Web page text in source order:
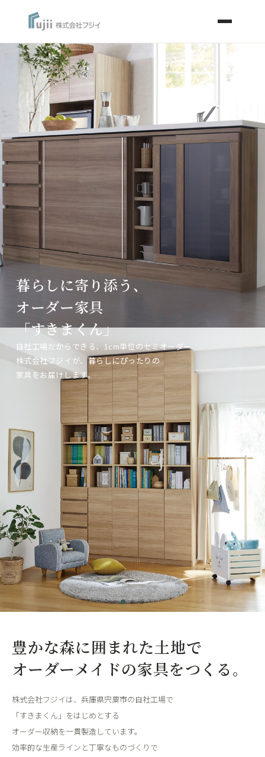
暮らしに寄り添う、
オーダー家具
「すきまくん」
自社工場だからできる、1cm単位のセミオーダー
株式会社フジイが、暮らしにぴったりの
家具をお届けします。
暮らしに寄り添う、
オーダー家具
「すきまくん」
自社工場だからできる、1cm単位のセミオーダー
株式会社フジイが、暮らしにぴったりの
家具をお届けします。
暮らしに寄り添う、
オーダー家具
「すきまくん」
自社工場だからできる、1cm単位のセミオーダー
株式会社フジイが、暮らしにぴったりの
家具をお届けします。
豊かな森に囲まれた土地で
オーダーメイドの家具をつくる。
株式会社フジイは、兵庫県宍粟市の自社工場で
「すきまくん」をはじめとする
オーダー収納を一貫製造しています。
効率的な生産ラインと丁寧なものづくりで